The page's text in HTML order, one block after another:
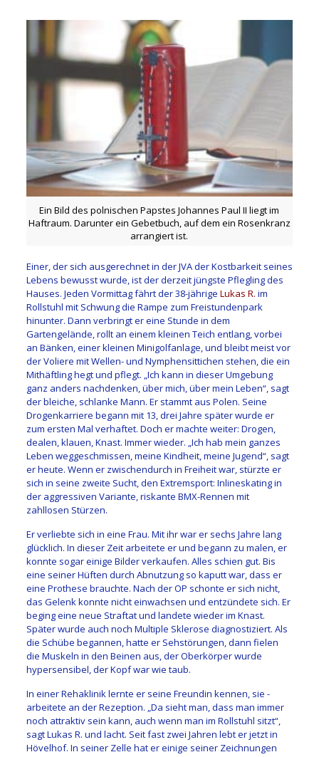
Ein Bild des polnischen Papstes Johannes Paul II liegt im
Haftraum. Darunter ein Gebetbuch, auf dem ein Rosenkranz
arrangiert ist.
Einer, der sich ausgerechnet in der JVA der Kostbarkeit seines
Lebens bewusst wurde, ist der derzeit jüngste Pflegling des
Hauses. Jeden Vormittag fährt der 38-jährige Lukas R. im
Rollstuhl mit Schwung die Rampe zum Freistundenpark
hinunter. Dann verbringt er eine Stunde in dem
Gartengelände, rollt an einem kleinen Teich entlang, vorbei
an Bänken, einer kleinen Minigolfanlage, und bleibt meist vor
der Voliere mit Wellen- und Nymphensittichen stehen, die ein
Mithäftling hegt und pflegt. „Ich kann in dieser Umgebung
ganz anders nachdenken, über mich, über mein Leben“, sagt
der bleiche, schlanke Mann. Er stammt aus Polen. Seine
Drogenkarriere begann mit 13, drei Jahre später wurde er
zum ersten Mal verhaftet. Doch er machte weiter: Drogen,
dealen, klauen, Knast. Immer wieder. „Ich hab mein ganzes
Leben weggeschmissen, meine Kindheit, meine ­Jugend“, sagt
er heute. Wenn er zwischendurch in Freiheit war, stürzte er
sich in seine zweite Sucht, den Extremsport: Inlineskating in
der aggressiven Variante, riskante BMX-Rennen mit
zahllosen Stürzen.
Er verliebte sich in eine Frau. Mit ihr war er sechs Jahre lang
glücklich. In dieser Zeit arbei­tete er und begann zu malen, er
konnte sogar einige Bilder verkaufen. Alles schien gut. Bis
eine seiner Hüften durch Abnutzung so kaputt war, dass er
eine Prothese brauchte. Nach der OP schonte er sich nicht,
das Gelenk konnte nicht einwachsen und entzündete sich. Er
beging eine neue Straftat und landete wieder im Knast.
Später wurde auch noch Multiple Sklerose diagnostiziert. Als
die Schübe begannen, hatte er Sehstörungen, dann fielen
die ­Muskeln in den Beinen aus, der Oberkörper wurde
hypersensibel, der Kopf war wie taub.
In einer Rehaklinik lernte er seine Freundin kennen, sie ­
arbeitete an der Rezeption. „Da sieht man, dass man immer
noch attraktiv sein kann, auch wenn man im Rollstuhl sitzt“,
sagt ­Lukas R. und lacht. Seit fast zwei Jahren lebt er jetzt in
Hövelhof. In seiner Zelle hat er einige seiner Zeichnungen